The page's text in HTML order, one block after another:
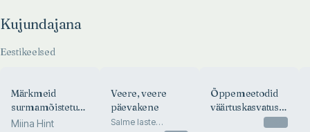
Kujundajana
Eestikeelsed
Märkmeid
surmamõistetu
kambrist. Notes
Miina Hint
Veere, veere
päevakene
Salme laste
Õppemeetodid
väärtuskasvatuse
teenistuses –